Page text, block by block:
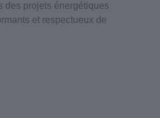
des projets énergétiques
et respectueux de